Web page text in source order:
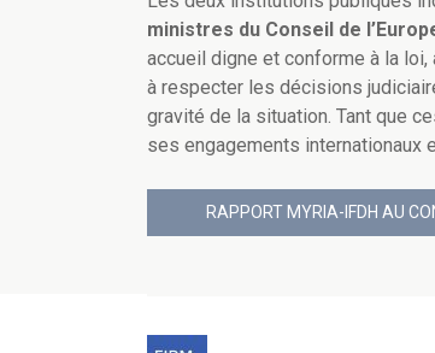
ministres du Conseil de
accueil digne et conforme à la
à respecter les décisions
gravité de la situation. Tant que
ses engagements internationaux
RAPPORT MYRIA-IFDH AU